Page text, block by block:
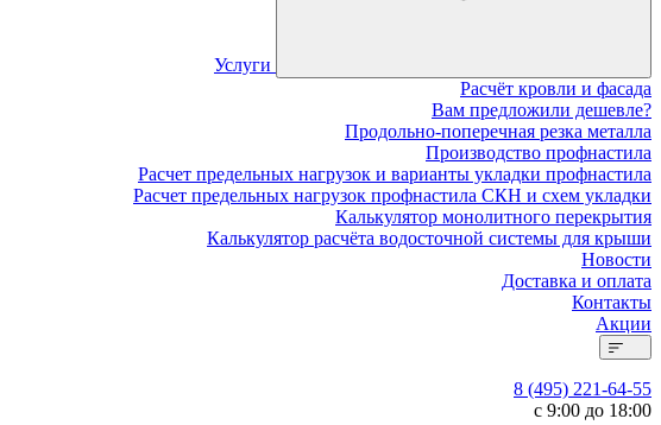
Услуги
Расчёт кровли и фасада
Вам предложили дешевле?
Продольно-поперечная резка металла
Производство профнастила
Расчет предельных нагрузок и варианты укладки профнастила
Расчет предельных нагрузок профнастила СКН и схем укладки
Калькулятор монолитного перекрытия
Калькулятор расчёта водосточной системы для крыши
Новости
Доставка и оплата
Контакты
Акции
8 (495) 221-64-55
с 9:00 до 18:00